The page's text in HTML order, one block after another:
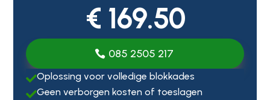
€ 169.50
085 2505 217
Oplossing voor volledige blokkades
Geen verborgen kosten of toeslagen